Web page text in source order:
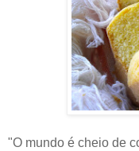
"O mundo é cheio de